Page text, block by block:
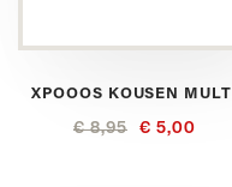
XPOOOS KOUSEN MULTI
€ 8,95 € 5,00